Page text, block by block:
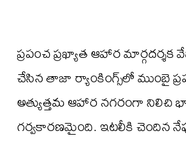
ప్రపంచ ప్రఖ్యాత ఆహార మార్గదర్శక
చేసిన తాజా ర్యాంకింగ్స్‌లో ముంబై
అత్యుత్తమ ఆహార నగరంగా నిలిచి
గర్వకారణమైంది. ఇటలీకి చెందిన